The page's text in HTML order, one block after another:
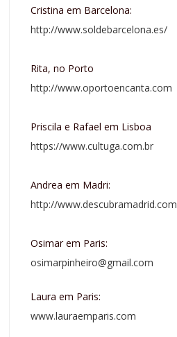
Cristina em Barcelona:
http://www.soldebarcelona.es/
Rita, no Porto
http://www.oportoencanta.com
Priscila e Rafael em Lisboa
https://www.cultuga.com.br
Andrea em Madri:
http://www.descubramadrid.com
Osimar em Paris:
osimarpinheiro@gmail.com
Laura em Paris:
www.lauraemparis.com